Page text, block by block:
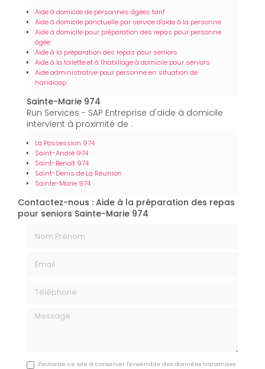
Aide à domicile de personnes âgées tarif
Aide à domicile ponctuelle par service d'aide à la personne
Aide à domicile pour préparation des repas pour personne
âgée
Aide à la préparation des repas pour seniors
Aide à la toilette et à l'habillage à domicile pour seniors
Aide administrative pour personne en situation de
handicap
Sainte-Marie 974
Run Services - SAP Entreprise d'aide à domicile
intervient à proximité de :
La Possession 974
Saint-André 974
Saint-Benoît 974
Saint-Denis de La Réunion
Sainte-Marie 974
Contactez-nous : Aide à la préparation des repas
pour seniors Sainte-Marie 974
Message
J'autorise ce site à conserver l'ensemble des données transmises